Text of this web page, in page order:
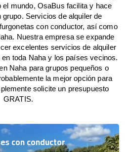
el mundo, OsaBus facilita y hace
grupo. Servicios de alquiler de
con conductor, así como
Nuestra empresa se expande
excelentes servicios de alquiler
toda Naha y los países vecinos.
Naha para grupos pequeños o
la mejor opción para
solicite un presupuesto
GRATIS.
con conductor